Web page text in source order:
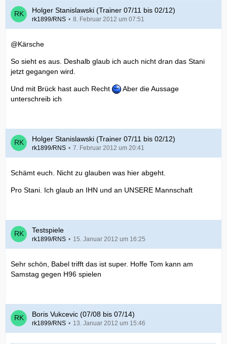
Holger Stanislawski (Trainer 07/11 bis 02/12)
rk1899/RNS 8. Februar 2012 um 07:51
@Kärsche
So sieht es aus. Deshalb glaub ich auch nicht dran das Stani
jetzt gegangen wird.
Und mit Brück hast auch Recht
Aber die Aussage
unterschreib ich
Holger Stanislawski (Trainer 07/11 bis 02/12)
rk1899/RNS 7. Februar 2012 um 20:41
Schämt euch. Nicht zu glauben was hier abgeht.
Pro Stani. Ich glaub an IHN und an UNSERE Mannschaft
Testspiele
rk1899/RNS 15. Januar 2012 um 16:25
Sehr schön, Babel trifft das ist super. Hoffe Tom kann am
Samstag gegen H96 spielen
Boris Vukcevic (07/08 bis 07/14)
rk1899/RNS 13. Januar 2012 um 15:46